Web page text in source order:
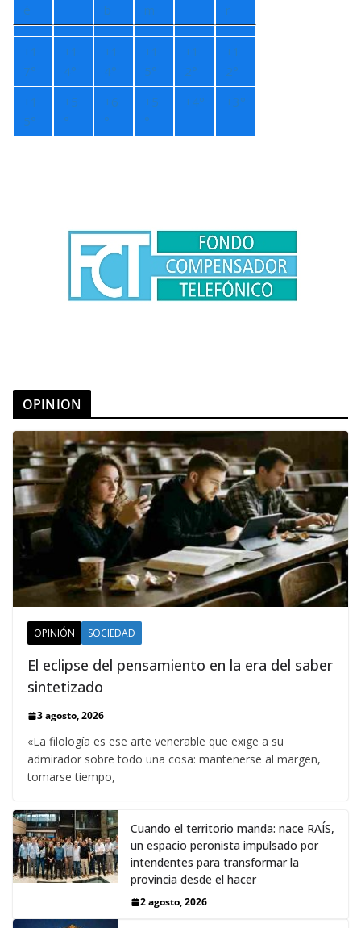
é
b
m
r
+1
7°
+1
4°
+1
4°
+1
5°
+1
2°
+1
2°
+1
5°
+5
°
+6
°
+5
°
+4° +3°
OPINION
OPINIÓN SOCIEDAD
El eclipse del pensamiento en la era del saber
sintetizado
3 agosto, 2026
«La filología es ese arte venerable que exige a su
admirador sobre todo una cosa: mantenerse al margen,
tomarse tiempo,
Cuando el territorio manda: nace RAÍS,
un espacio peronista impulsado por
intendentes para transformar la
provincia desde el hacer
2 agosto, 2026